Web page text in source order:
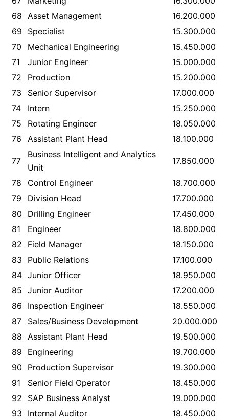
68
Asset Management
16.200.000
69
Specialist
15.300.000
70
Mechanical Engineering
15.450.000
71
Junior Engineer
15.000.000
72
Production
15.200.000
73
Senior Supervisor
17.000.000
74
Intern
15.250.000
75
Rotating Engineer
18.050.000
76
Assistant Plant Head 18.100.000
77
Business Intelligent and Analytics
Unit
17.850.000
78 Control Engineer
18.700.000
79
Division Head
17.700.000
80
Drilling Engineer
17.450.000
81
Engineer
18.800.000
82
Field Manager
18.150.000
83
Public Relations
17.100.000
84 Junior Officer
18.950.000
85 Junior Auditor
17.200.000
86
Inspection Engineer
18.550.000
87
Sales/Business Development
20.000.000
88
Assistant Plant Head
19.500.000
89
Engineering
19.700.000
90
Production Supervisor
19.300.000
91
Senior Field Operator
18.450.000
92
SAP Business Analyst
19.000.000
93
Internal Auditor 18.450.000